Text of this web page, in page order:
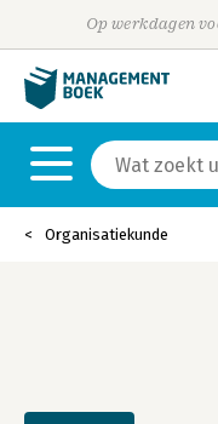
Op werkdagen
Organisatiekunde